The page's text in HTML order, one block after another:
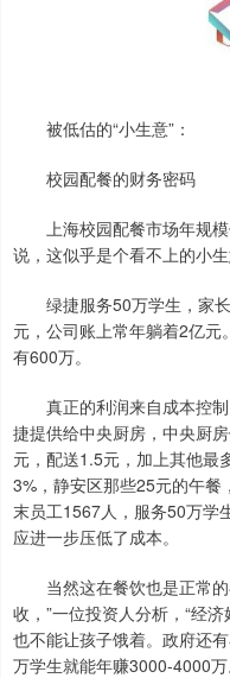
被低估的“小生意”：
校园配餐的财务密码
上海校园配餐市场年规模
说，这似乎是个看不上的小
绿捷服务50万学生，家长
元，公司账上常年躺着2亿
有600万。
真正的利润来自成本控制
捷提供给中央厨房，中央厨
元，配送1.5元，加上其他最
3%，静安区那些25元的午
末员工1567人，服务50万学
应进一步压低了成本。
当然这在餐饮也是正常的
收，”一位投资人分析，“经
也不能让孩子饿着。政府还
万学生就能年赚3000-4000万